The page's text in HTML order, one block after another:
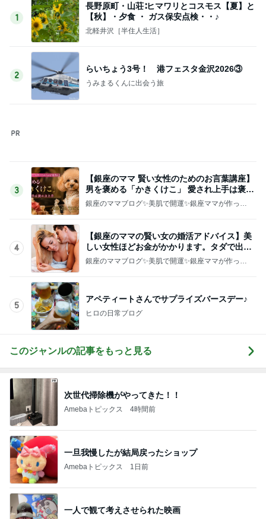
1
長野原町・山荘∶ヒマワリとコスモス【夏】と
【秋】・夕食 ・ ガス保安点検・・♪
北軽井沢［半住人生活］
2
らいちょう3号！ 港フェスタ金沢2026③
うみまるくんに出会う旅
3
【銀座のママ 賢い女性のためのお言葉講座】
男を褒める「かきくけこ」 愛され上手は褒め
方上手
銀座のママブログ✨美肌で開運✨銀座ママが作った
4
【銀座のママの賢い女の婚活アドバイス】美
しい女性ほどお金がかかります。タダで出会
えると思うなよ
銀座のママブログ✨美肌で開運✨銀座ママが作った
5
アペティートさんでサプライズバースデー♪
ヒロの日常ブログ
このジャンルの記事をもっと見る
次世代掃除機がやってきた！！
Amebaトピックス 4時間前
一旦我慢したが結局戻ったショップ
Amebaトピックス 1日前
一人で観て考えさせられた映画